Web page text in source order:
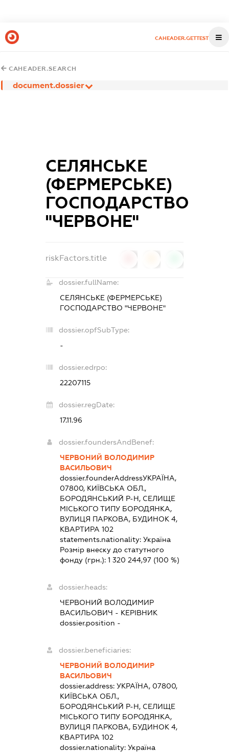
CAHEADER.GETTEST
CAHEADER.SEARCH
document.dossier
СЕЛЯНСЬКЕ
(ФЕРМЕРСЬКЕ)
ГОСПОДАРСТВО
"ЧЕРВОНЕ"
riskFactors.title
dossier.fullName:
СЕЛЯНСЬКЕ (ФЕРМЕРСЬКЕ)
ГОСПОДАРСТВО "ЧЕРВОНЕ"
dossier.opfSubType:
-
dossier.edrpo:
22207115
dossier.regDate:
17.11.96
dossier.foundersAndBenef:
ЧЕРВОНИЙ ВОЛОДИМИР
ВАСИЛЬОВИЧ
dossier.founderAddressУКРАЇНА,
07800, КИЇВСЬКА ОБЛ.,
БОРОДЯНСЬКИЙ Р-Н, СЕЛИЩЕ
МІСЬКОГО ТИПУ БОРОДЯНКА,
ВУЛИЦЯ ПАРКОВА, БУДИНОК 4,
КВАРТИРА 102
statements.nationality: Україна
Розмір внеску до статутного
фонду (грн.): 1 320 244,97(100 %)
dossier.heads:
ЧЕРВОНИЙ ВОЛОДИМИР
ВАСИЛЬОВИЧ - КЕРІВНИК
dossier.position -
dossier.beneficiaries:
ЧЕРВОНИЙ ВОЛОДИМИР
ВАСИЛЬОВИЧ
dossier.address: УКРАЇНА, 07800,
КИЇВСЬКА ОБЛ.,
БОРОДЯНСЬКИЙ Р-Н, СЕЛИЩЕ
МІСЬКОГО ТИПУ БОРОДЯНКА,
ВУЛИЦЯ ПАРКОВА, БУДИНОК 4,
КВАРТИРА 102
dossier.nationality: Україна